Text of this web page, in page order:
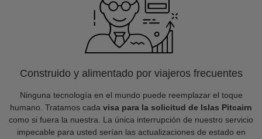
Construido y alimentado por viajeros frecuentes
Ninguna tecnología en el mundo puede reemplazar el toque
humano. Tratamos cada visa para la solicitud de Islas Pitcairn
como si fuera la nuestra. La única interrupción de nuestro servicio
impecable para usted serían las actualizaciones de estado en